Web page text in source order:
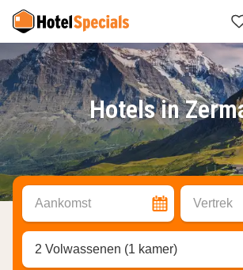
Hotels in
Aankomst Vertrek
2 Volwassenen (1 kamer)